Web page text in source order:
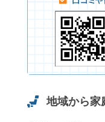
地域から家